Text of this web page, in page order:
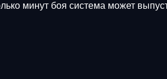
минут боя система может